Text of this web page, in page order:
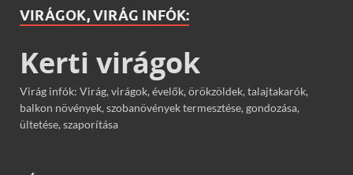
VIRÁGOK, VIRÁG INFÓK:
Kerti virágok
Virág infók: Virág, virágok, évelők, örökzöldek, talajtakarók,
balkon növények, szobanövények termesztése, gondozása,
ültetése, szaporítása